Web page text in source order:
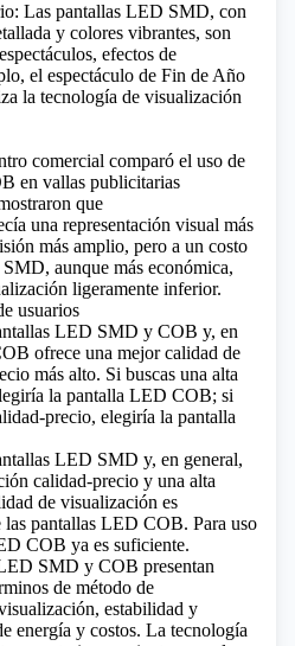
Las pantallas LED SMD, con
y colores vibrantes, son
efectos de
el espectáculo de Fin de Año
la tecnología de visualización
comercial comparó el uso de
en vallas publicitarias
que
una representación visual más
más amplio, pero a un costo
aunque más económica,
ligeramente inferior.
usuarios
LED SMD y COB y, en
ofrece una mejor calidad de
más alto. Si buscas una alta
la pantalla LED COB; si
precio, elegiría la pantalla
LED SMD y, en general,
calidad-precio y una alta
de visualización es
pantallas LED COB. Para uso
COB ya es suficiente.
SMD y COB presentan
de método de
estabilidad y
energía y costos. La tecnología